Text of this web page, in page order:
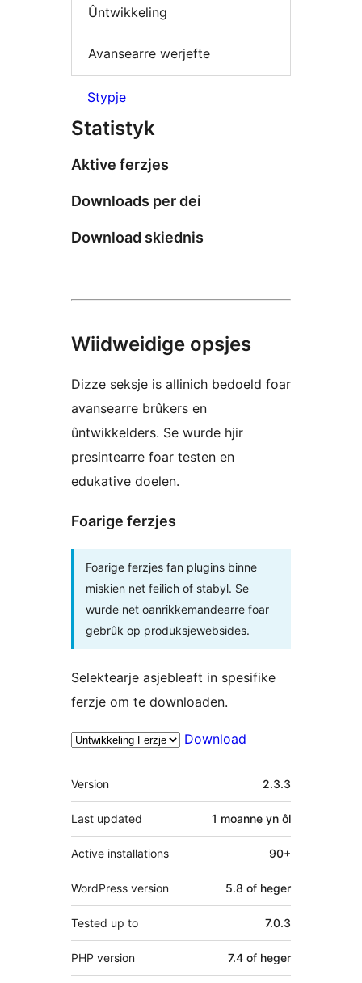
Ûntwikkeling
Avansearre werjefte
Stypje
Statistyk
Aktive ferzjes
Downloads per dei
Download skiednis
Wiidweidige opsjes
Dizze seksje is allinich bedoeld foar
avansearre brûkers en
ûntwikkelders. Se wurde hjir
presintearre foar testen en
edukative doelen.
Foarige ferzjes
Foarige ferzjes fan plugins binne
miskien net feilich of stabyl. Se
wurde net oanrikkemandearre foar
gebrûk op produksjewebsides.
Selektearje asjebleaft in spesifike
ferzje om te downloaden.
Download
Meta
Version 2.3.3
Last updated 1 moanne yn ôl
Active installations 90+
WordPress version 5.8 of heger
Tested up to 7.0.3
PHP version 7.4 of heger